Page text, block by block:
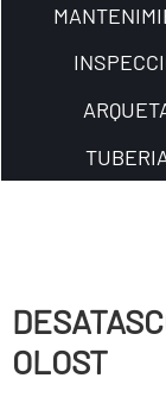
OLOST